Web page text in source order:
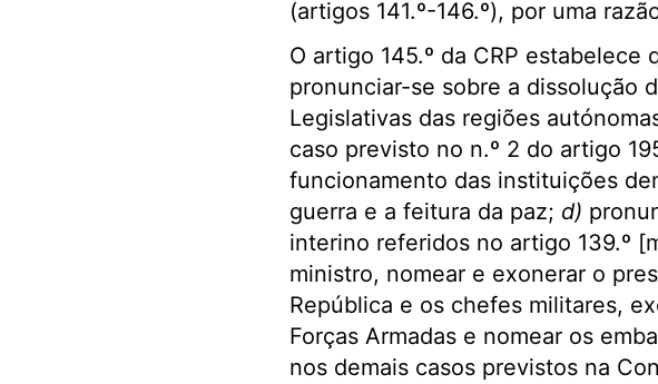
(artigos 141.º-146.º), por uma
O artigo 145.º da CRP
pronunciar-se sobre a dissolução
Legislativas das regiões
caso previsto no n.º 2 do artigo
funcionamento das instituições
guerra e a feitura da paz; d)
interino referidos no artigo 139.º
ministro, nomear e exonerar o
República e os chefes militares,
Forças Armadas e nomear os
nos demais casos previstos na